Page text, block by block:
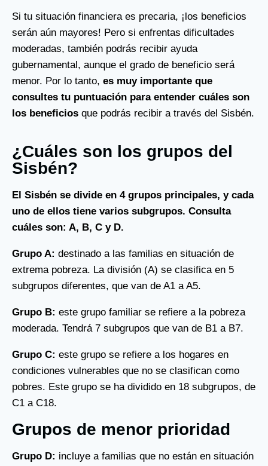
Si tu situación financiera es precaria, ¡los beneficios
serán aún mayores! Pero si enfrentas dificultades
moderadas, también podrás recibir ayuda
gubernamental, aunque el grado de beneficio será
menor. Por lo tanto, es muy importante que
consultes tu puntuación para entender cuáles son
los beneficios que podrás recibir a través del Sisbén.
¿Cuáles son los grupos del
Sisbén?
El Sisbén se divide en 4 grupos principales, y cada
uno de ellos tiene varios subgrupos. Consulta
cuáles son: A, B, C y D.
Grupo A: destinado a las familias en situación de
extrema pobreza. La división (A) se clasifica en 5
subgrupos diferentes, que van de A1 a A5.
Grupo B: este grupo familiar se refiere a la pobreza
moderada. Tendrá 7 subgrupos que van de B1 a B7.
Grupo C: este grupo se refiere a los hogares en
condiciones vulnerables que no se clasifican como
pobres. Este grupo se ha dividido en 18 subgrupos, de
C1 a C18.
Grupos de menor prioridad
Grupo D: incluye a familias que no están en situación